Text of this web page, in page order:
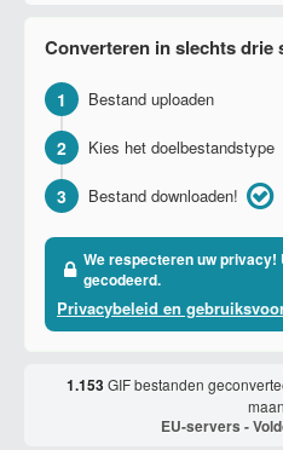
Converteren in slechts drie
1 Bestand uploaden
2 Kies het doelbestandstype
3 Bestand downloaden!
We respecteren uw privacy!
gecodeerd.
Privacybeleid en
1.153GIF bestanden
EU-servers -